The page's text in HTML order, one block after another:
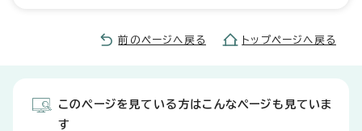
前のページへ戻る トップページへ戻る
このページを見ている方はこんなページも見ていま
す